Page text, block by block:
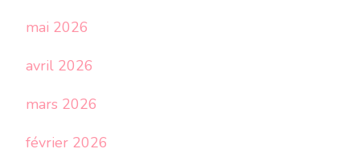
mai 2026
avril 2026
mars 2026
février 2026